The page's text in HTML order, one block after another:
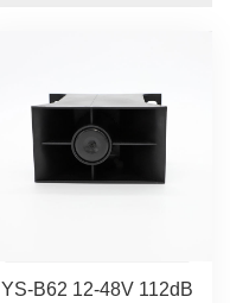
YS-B62 12-48V 112dB